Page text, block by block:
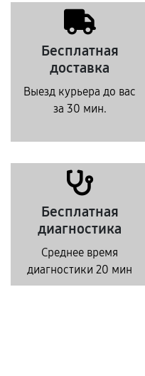
Бесплатная
доставка
Выезд курьера до вас
за 30 мин.
Бесплатная
диагностика
Среднее время
диагностики 20 мин